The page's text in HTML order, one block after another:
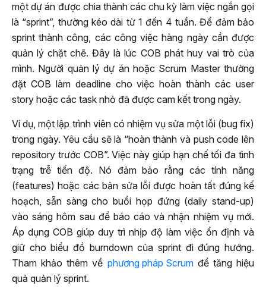
một dự án được chia thành các chu kỳ làm việc ngắn gọi
là “sprint”, thường kéo dài từ 1 đến 4 tuần. Để đảm bảo
sprint thành công, các công việc hàng ngày cần được
quản lý chặt chẽ. Đây là lúc COB phát huy vai trò của
mình. Người quản lý dự án hoặc Scrum Master thường
đặt COB làm deadline cho việc hoàn thành các user
story hoặc các task nhỏ đã được cam kết trong ngày.
Ví dụ, một lập trình viên có nhiệm vụ sửa một lỗi (bug fix)
trong ngày. Yêu cầu sẽ là “hoàn thành và push code lên
repository trước COB”. Việc này giúp hạn chế tối đa tình
trạng trễ tiến độ. Nó đảm bảo rằng các tính năng
(features) hoặc các bản sửa lỗi được hoàn tất đúng kế
hoạch, sẵn sàng cho buổi họp đứng (daily stand-up)
vào sáng hôm sau để báo cáo và nhận nhiệm vụ mới.
Áp dụng COB giúp duy trì nhịp độ làm việc ổn định và
giữ cho biểu đồ burndown của sprint đi đúng hướng.
Tham khảo thêm về phương pháp Scrumđể tăng hiệu
quả quản lý sprint.